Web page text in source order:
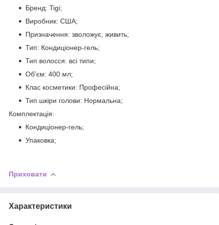
Бренд: Tigi;
Виробник: США;
Призначення: зволожує, живить;
Тип: Кондиціонер-гель;
Тип волосся: всі типи;
Об'єм: 400 мл;
Клас косметики: Професійна;
Тип шкіри голови: Нормальна;
Комплектація:
Кондиціонер-гель;
Упаковка;
Приховати
Характеристики